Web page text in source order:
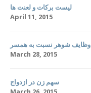
لیست برکات و لعنت ها
April 11, 2015
وظایف شوهر نسبت به همسر
March 28, 2015
سهم زن در ازدواج